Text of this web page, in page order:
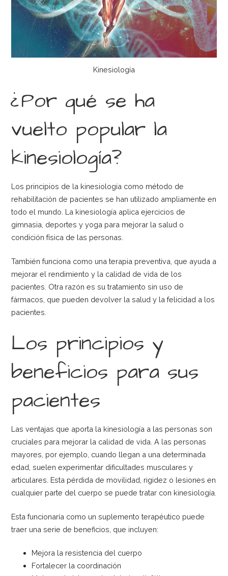
Kinesiología
¿Por qué se ha
vuelto popular la
kinesiología?
Los principios de la kinesiología como método de
rehabilitación de pacientes se han utilizado ampliamente en
todo el mundo. La kinesiología aplica ejercicios de
gimnasia, deportes y yoga para mejorar la salud o
condición física de las personas.
También funciona como una terapia preventiva, que ayuda a
mejorar el rendimiento y la calidad de vida de los
pacientes. Otra razón es su tratamiento sin uso de
fármacos, que pueden devolver la salud y la felicidad a los
pacientes.
Los principios y
beneficios para sus
pacientes
Las ventajas que aporta la kinesiología a las personas son
cruciales para mejorar la calidad de vida. A las personas
mayores, por ejemplo, cuando llegan a una determinada
edad, suelen experimentar dificultades musculares y
articulares. Esta pérdida de movilidad, rigidez o lesiones en
cualquier parte del cuerpo se puede tratar con kinesiología.
Esta funcionaría como un suplemento terapéutico puede
traer una serie de beneficios, que incluyen:
Mejora la resistencia del cuerpo
Fortalecer la coordinación